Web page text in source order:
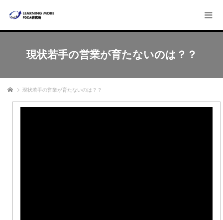
現状若手の営業が育たないのは？？
ホーム 現状若手の営業が育たないのは？？